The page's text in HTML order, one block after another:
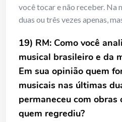
você tocar e não receber. Na
duas ou três vezes apenas,
19) RM: Como você
musical brasileiro e da
Em sua opinião quem
musicais nas últimas
permaneceu com obras
quem regrediu?